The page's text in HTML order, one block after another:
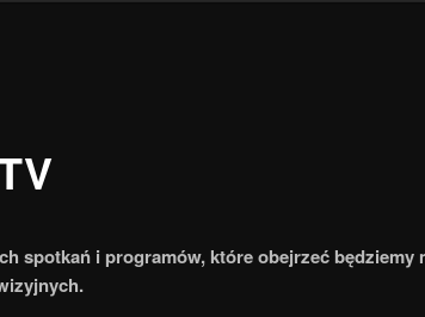
spotkań i programów, które obejrzeć będziemy